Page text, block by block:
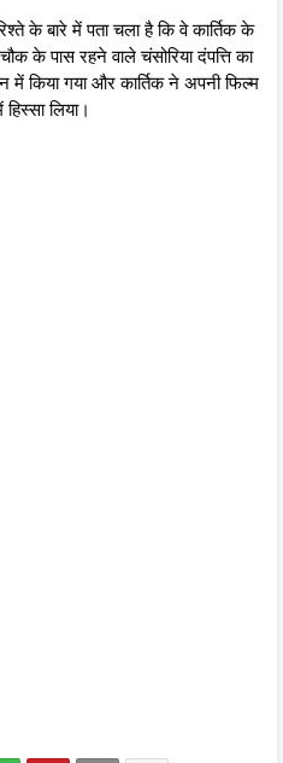
के बारे में पता चला है कि वे कार्तिक के
के पास रहने वाले चंसोरिया दंपत्ति का
में किया गया और कार्तिक ने अपनी फिल्म
लिया।